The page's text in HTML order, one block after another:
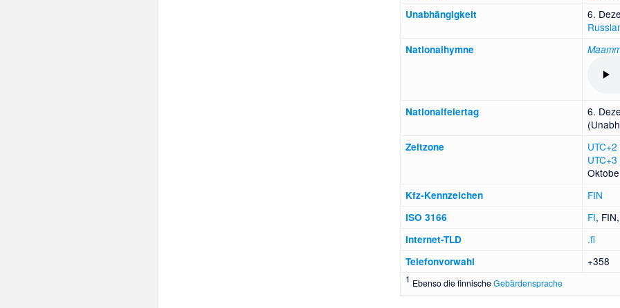
Unabhängigkeit
6.
National­hymne
Nationalfeiertag
6.
Zeitzone UTC+2
UTC+3
Kfz-Kennzeichen FIN
ISO 3166 FI,
Internet-TLD .fi
Telefonvorwahl +358
1 Ebenso die finnischeGebärdensprache